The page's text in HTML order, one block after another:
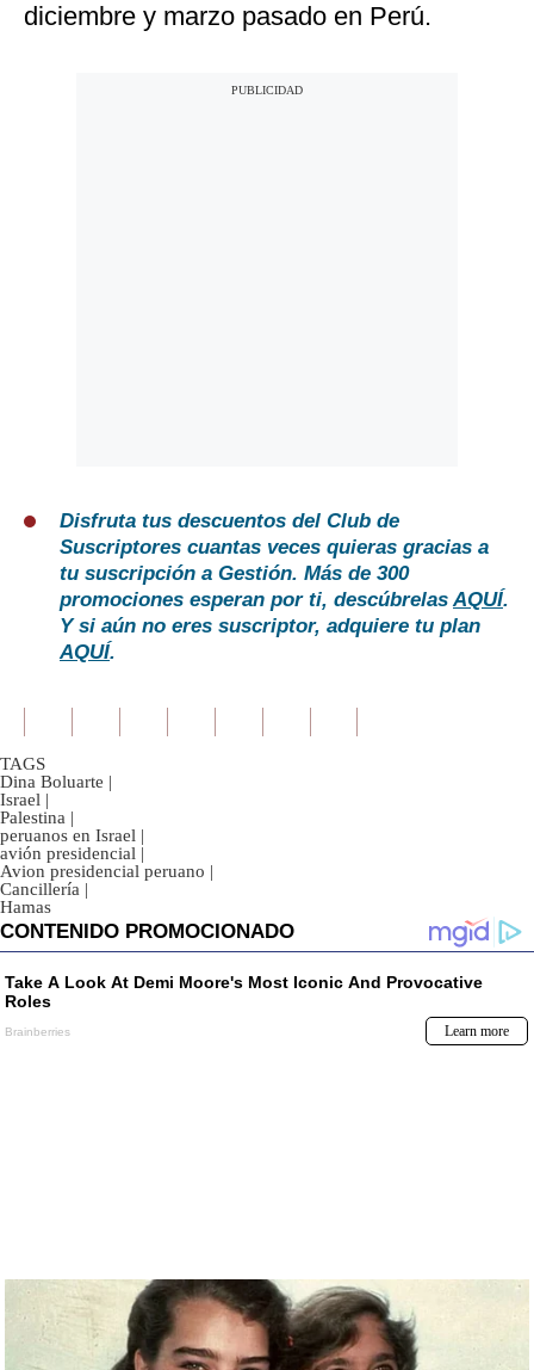
diciembre y marzo pasado en Perú.
Disfruta tus descuentos del Club de
Suscriptores cuantas veces quieras gracias a
tu suscripción a Gestión. Más de 300
promociones esperan por ti, descúbrelasAQUÍ.
Y si aún no eres suscriptor, adquiere tu plan
AQUÍ.
TAGS
Dina Boluarte |
Israel |
Palestina |
peruanos en Israel |
avión presidencial |
Avion presidencial peruano |
Cancillería |
Hamas